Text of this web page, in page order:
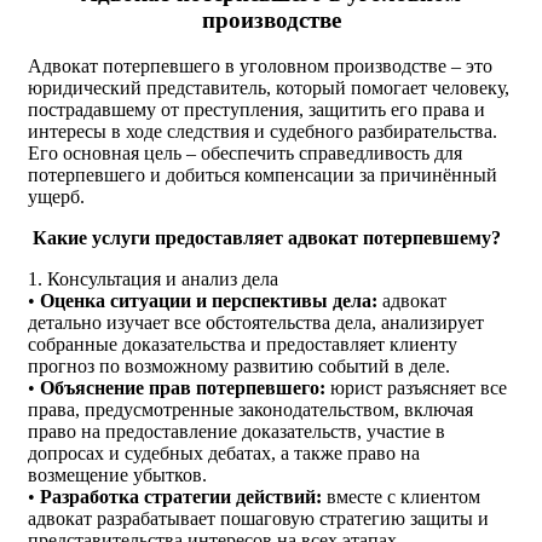
производстве
Адвокат потерпевшего в уголовном производстве – это
юридический представитель, который помогает человеку,
пострадавшему от преступления, защитить его права и
интересы в ходе следствия и судебного разбирательства.
Его основная цель – обеспечить справедливость для
потерпевшего и добиться компенсации за причинённый
ущерб.
Какие услуги предоставляет адвокат потерпевшему?
1. Консультация и анализ дела
• Оценка ситуации и перспективы дела: адвокат
детально изучает все обстоятельства дела, анализирует
собранные доказательства и предоставляет клиенту
прогноз по возможному развитию событий в деле.
• Объяснение прав потерпевшего: юрист разъясняет все
права, предусмотренные законодательством, включая
право на предоставление доказательств, участие в
допросах и судебных дебатах, а также право на
возмещение убытков.
• Разработка стратегии действий: вместе с клиентом
адвокат разрабатывает пошаговую стратегию защиты и